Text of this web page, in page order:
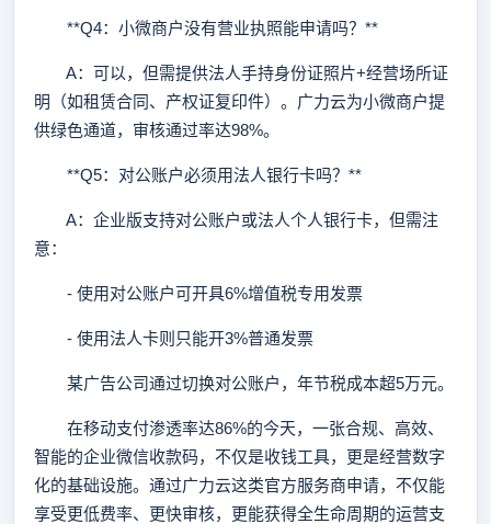
**Q4：小微商户没有营业执照能申请吗？**
A：可以，但需提供法人手持身份证照片+经营场所证
明（如租赁合同、产权证复印件）。广力云为小微商户提
供绿色通道，审核通过率达98%。
**Q5：对公账户必须用法人银行卡吗？**
A：企业版支持对公账户或法人个人银行卡，但需注
意：
- 使用对公账户可开具6%增值税专用发票
- 使用法人卡则只能开3%普通发票
某广告公司通过切换对公账户，年节税成本超5万元。
在移动支付渗透率达86%的今天，一张合规、高效、
智能的企业微信收款码，不仅是收钱工具，更是经营数字
化的基础设施。通过广力云这类官方服务商申请，不仅能
享受更低费率、更快审核，更能获得全生命周期的运营支